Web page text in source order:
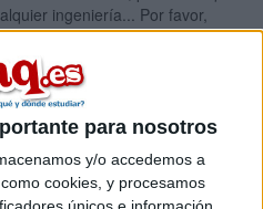
para nosotros
y/o accedemos a
cookies, y procesamos
ingeniería... Por favor,